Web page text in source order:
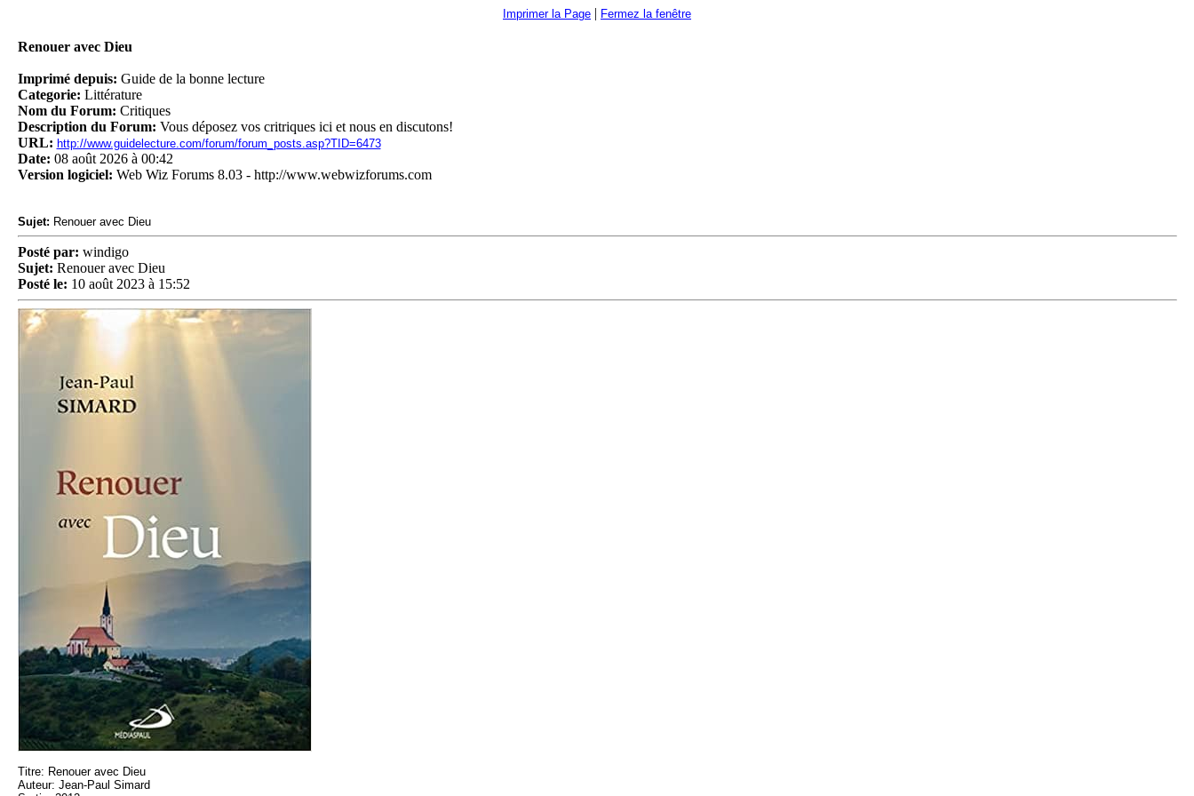
Imprimer la Page | Fermez la fenêtre
Renouer avec Dieu
Imprimé depuis: Guide de la bonne lecture
Categorie: Littérature
Nom du Forum: Critiques
Description du Forum: Vous déposez vos critriques ici et nous en discutons!
URL: http://www.guidelecture.com/forum/forum_posts.asp?TID=6473
Date: 08 août 2026 à 00:42
Version logiciel: Web Wiz Forums 8.03 - http://www.webwizforums.com
Sujet: Renouer avec Dieu
Posté par: windigo
Sujet: Renouer avec Dieu
Posté le: 10 août 2023 à 15:52
Titre: Renouer avec Dieu
Auteur: Jean-Paul Simard